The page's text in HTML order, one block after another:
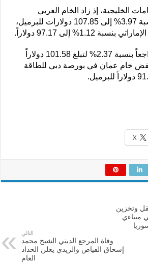
الخليجية، إذ زاد الخام العربي
الخفيف السعودي بنسبة 3.97% إلى 107.85 دولارات للبرميل،
1.12% إلى 97.17 دولاراً.
وسجلت سلة أوبك تراجعاً بنسبة 2.37% لتبلغ 101.58 دولاراً
خام عمان في بورصة دبي للطاقة
X
وتخزين
ميناءي
التالي
وفاة المرجع الديني الشيخ محمد
إسحاق الفياض والزيدي يعلن الحداد
العام